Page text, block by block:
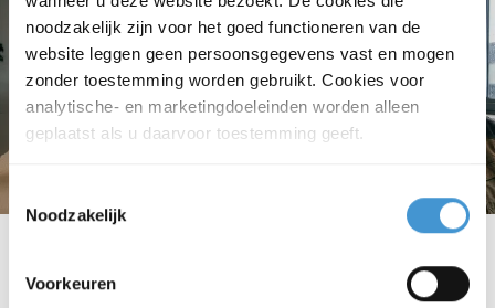
noodzakelijk zijn voor het goed functioneren van de
website leggen geen persoonsgegevens vast en mogen
zonder toestemming worden gebruikt. Cookies voor
analytische- en marketingdoeleinden worden alleen
geplaatst als u daarvoor toestemming geeft.
Noodzakelijk
VoorkeurenOntdek uw kansen in